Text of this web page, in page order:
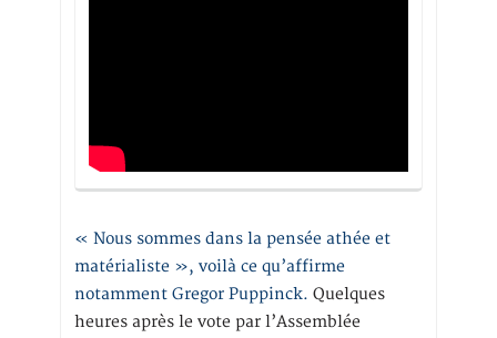
« Nous sommes dans la pensée athée et
matérialiste », voilà ce qu’affirme
notamment Gregor Puppinck. Quelques
heures après le vote par l’Assemblée